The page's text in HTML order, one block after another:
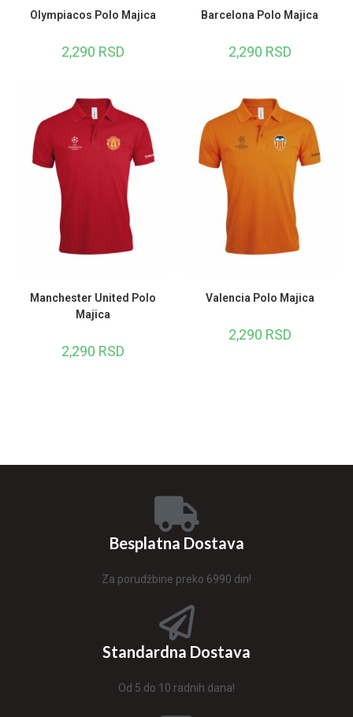
Olympiacos Polo Majica
2,290 RSD
Barcelona Polo Majica
2,290 RSD
Manchester United Polo
Majica
2,290 RSD
Valencia Polo Majica
2,290 RSD
Besplatna Dostava
Za porudžbine preko 6990 din!
Standardna Dostava
Od 5 do 10 radnih dana!